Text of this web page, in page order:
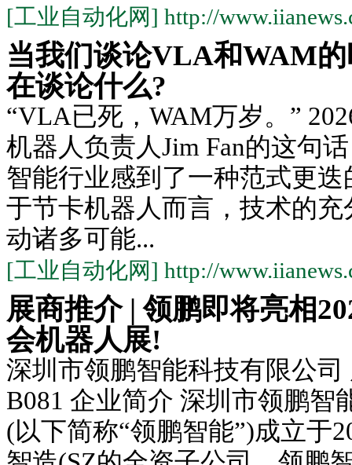
[工业自动化网] http://
当我们谈论VLA和WAM
在谈论什么?
“VLA已死，WAM万岁。”
机器人负责人Jim Fan的这句
智能行业感到了一种范式更迭
于节卡机器人而言，技术的
动诸多可能...
[工业自动化网] http://
展商推介 | 领鹏即将亮相
会机器人展!
深圳市领鹏智能科技有限公司
B081 企业简介 深圳市领鹏智
(以下简称“领鹏智能”)成立于